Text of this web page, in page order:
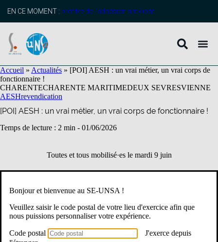
principal
EN CE MOMENT : profitez de l’adhésion anticipée
Accueil » Actualités » [POI] AESH : un vrai métier, un vrai corps de
fonctionnaire !
CHARENTECHARENTE MARITIMEDEUX SEVRESVIENNE
AESHrevendication
[POI] AESH : un vrai métier, un vrai corps de fonctionnaire !
Temps de lecture : 2 min - 01/06/2026
Toutes et tous mobilisé·es le mardi 9 juin
16– Charente – Angoulême de 11h à 14h devant les grilles
de la DSDEN 16
Bonjour et bienvenue au SE-UNSA !
Veuillez saisir le code postal de votre lieu d'exercice afin que
nous puissions personnaliser votre expérience.
Code postal
J'exerce depuis